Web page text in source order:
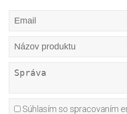
Súhlasím so spracovaním